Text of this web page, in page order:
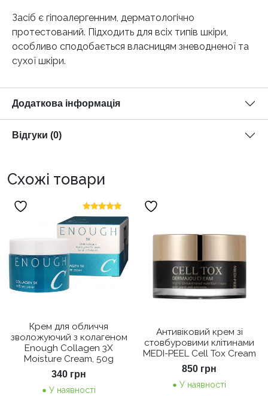
Засіб є гіпоалергенним, дерматологічно
протестований. Підходить для всіх типів шкіри,
особливо сподобається власницям зневодненої та
сухої шкіри.
Додаткова інформація
Відгуки (0)
Схожі товари
Крем для обличчя
зволожуючий з колагеном
Enough Collagen 3X
Moisture Cream, 50g
Оцінено в
5.00з 5
340 грн
У наявності
Антивіковий крем зі
стовбуровими клітинами
MEDI-PEEL Cell Tox Cream
850 грн
У наявності